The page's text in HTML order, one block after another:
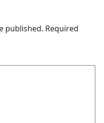
published. Required